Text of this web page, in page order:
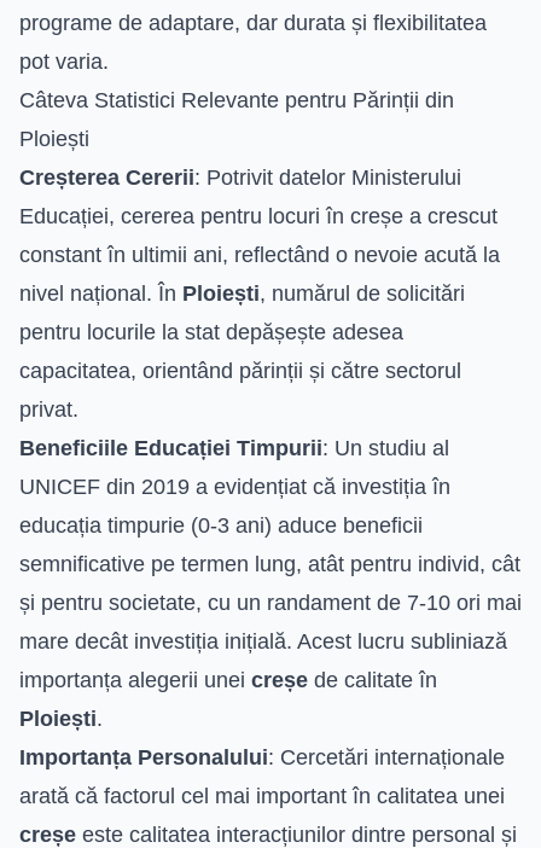
programe de adaptare, dar durata și flexibilitatea
pot varia.
Câteva Statistici Relevante pentru Părinții din
Ploiești
Creșterea Cererii: Potrivit datelor Ministerului
Educației, cererea pentru locuri în creșe a crescut
constant în ultimii ani, reflectând o nevoie acută la
nivel național. În Ploiești, numărul de solicitări
pentru locurile la stat depășește adesea
capacitatea, orientând părinții și către sectorul
privat.
Beneficiile Educației Timpurii: Un studiu al
UNICEF din 2019 a evidențiat că investiția în
educația timpurie (0-3 ani) aduce beneficii
semnificative pe termen lung, atât pentru individ, cât
și pentru societate, cu un randament de 7-10 ori mai
mare decât investiția inițială. Acest lucru subliniază
importanța alegerii unei creșe de calitate în
Ploiești.
Importanța Personalului: Cercetări internaționale
arată că factorul cel mai important în calitatea unei
creșe este calitatea interacțiunilor dintre personal și